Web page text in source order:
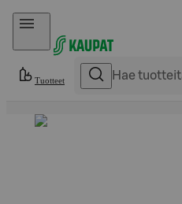
Hyppää sisältöön
Tuotteet